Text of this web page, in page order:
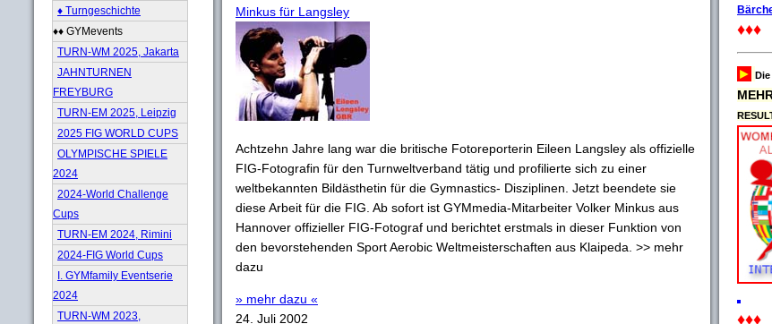
♦ Turngeschichte
♦♦ GYMevents
TURN-WM 2025, Jakarta
JAHNTURNEN
FREYBURG
TURN-EM 2025, Leipzig
2025 FIG WORLD CUPS
OLYMPISCHE SPIELE
2024
2024-World Challenge
Cups
TURN-EM 2024, Rimini
2024-FIG World Cups
I. GYMfamily Eventserie
2024
TURN-WM 2023,
Minkus für Langsley
Achtzehn Jahre lang war die britische Fotoreporterin Eileen Langsley als offizielle
FIG-Fotografin für den Turnweltverband tätig und profilierte sich zu einer
weltbekannten Bildästhetin für die Gymnastics- Disziplinen. Jetzt beendete sie
diese Arbeit für die FIG. Ab sofort ist GYMmedia-Mitarbeiter Volker Minkus aus
Hannover offizieller FIG-Fotograf und berichtet erstmals in dieser Funktion von
den bevorstehenden Sport Aerobic Weltmeisterschaften aus Klaipeda. >> mehr
dazu
» mehr dazu «
24. Juli 2002
♦♦♦
►
♦♦♦